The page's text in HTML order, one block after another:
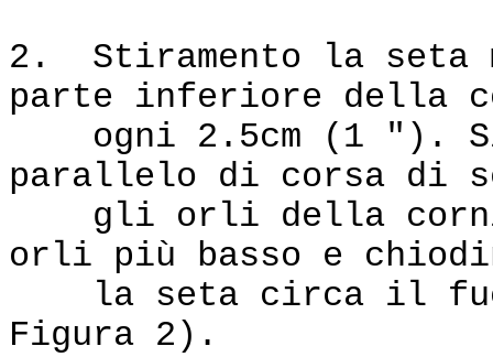
2. Stiramento la seta
parte inferiore della
ogni 2.5cm (1 ").
parallelo di corsa di
gli orli della
orli più basso e
la seta circa il
Figura 2).